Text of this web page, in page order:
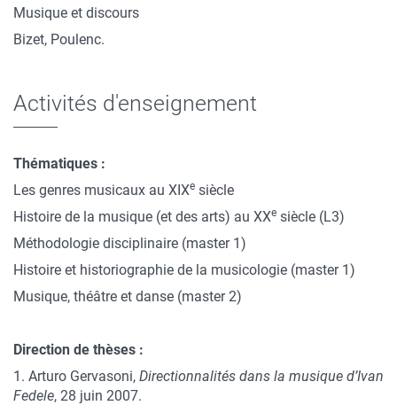
Musique et discours
Bizet, Poulenc.
Activités d'enseignement
Thématiques :
Les genres musicaux au XIXe siècle
Histoire de la musique (et des arts) au XXe siècle (L3)
Méthodologie disciplinaire (master 1)
Histoire et historiographie de la musicologie (master 1)
Musique, théâtre et danse (master 2)
Direction de thèses :
1. Arturo Gervasoni, Directionnalités dans la musique d’Ivan
Fedele, 28 juin 2007.